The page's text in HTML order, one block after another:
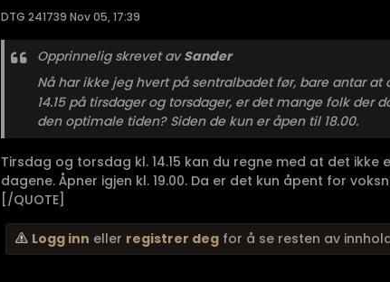
DTG 241739 Nov 05, 17:39
Opprinnelig skrevet avSander
Nå har ikke jeg hvert på sentralbadet før, bare antar
14.15 på tirsdager og torsdager, er det mange folk der
den optimale tiden? Siden de kun er åpen til 18.00.
Tirsdag og torsdag kl. 14.15 kan du regne med at det ikke
dagene. Åpner igjen kl. 19.00. Da er det kun åpent for
[/QUOTE]
Logg inn eller registrer deg for å se resten av